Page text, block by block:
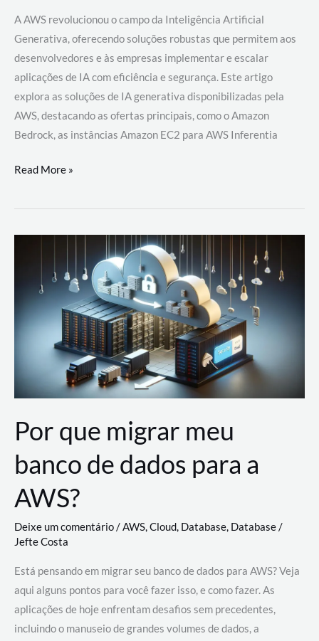
A AWS revolucionou o campo da Inteligência Artificial
Generativa, oferecendo soluções robustas que permitem aos
desenvolvedores e às empresas implementar e escalar
aplicações de IA com eficiência e segurança. Este artigo
explora as soluções de IA generativa disponibilizadas pela
AWS, destacando as ofertas principais, como o Amazon
Bedrock, as instâncias Amazon EC2 para AWS Inferentia
Utilizando
Soluções
AWS
Read More »
Por que migrar meu
banco de dados para a
AWS?
Deixe um comentário/AWS,Cloud, Database, Database/
Jefte Costa
Está pensando em migrar seu banco de dados para AWS? Veja
aqui alguns pontos para você fazer isso, e como fazer. As
aplicações de hoje enfrentam desafios sem precedentes,
incluindo o manuseio de grandes volumes de dados, a